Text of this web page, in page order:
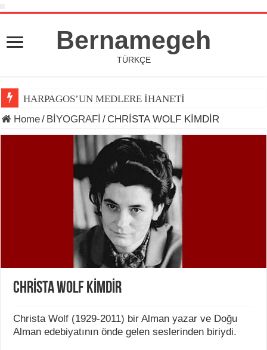
Bernamegeh
TÜRKÇE
HARPAGOS’UN MEDLERE İHANETİ
Home/ BİYOGRAFİ / CHRİSTA WOLF KİMDİR
CHRİSTA WOLF KİMDİR
Christa Wolf (1929-2011) bir Alman yazar ve Doğu
Alman edebiyatının önde gelen seslerinden biriydi.